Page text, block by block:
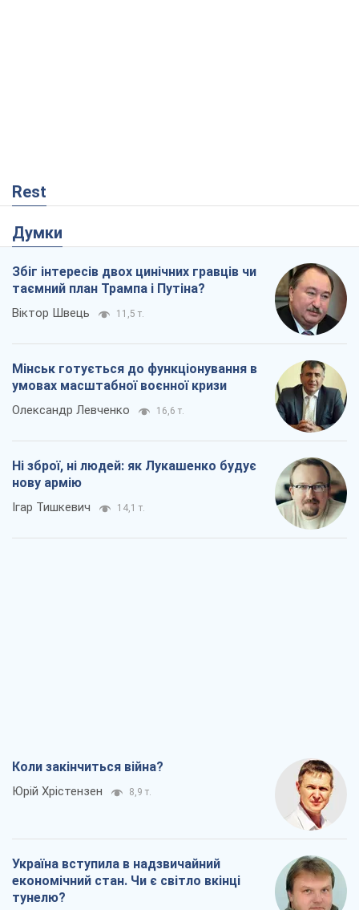
Rest
Думки
Збіг інтересів двох цинічних гравців чи
таємний план Трампа і Путіна?
Віктор Швець 11,5 т.
Мінськ готується до функціонування в
умовах масштабної воєнної кризи
Олександр Левченко 16,6 т.
Ні зброї, ні людей: як Лукашенко будує
нову армію
Ігар Тишкевич 14,1 т.
Коли закінчиться війна?
Юрій Хрістензен 8,9 т.
Україна вступила в надзвичайний
економічний стан. Чи є світло вкінці
тунелю?